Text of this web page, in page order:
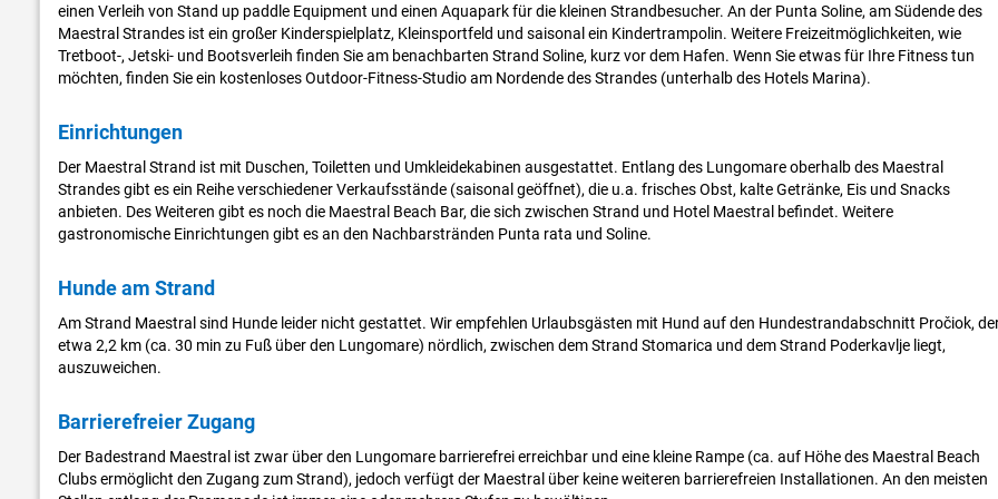
einen Verleih von Stand up paddle Equipment und einen Aquapark für die kleinen Strandbesucher. An der Punta Soline, am Südende des
Maestral Strandes ist ein großer Kinderspielplatz, Kleinsportfeld und saisonal ein Kindertrampolin. Weitere Freizeitmöglichkeiten, wie
Tretboot-, Jetski- und Bootsverleih finden Sie am benachbarten Strand Soline, kurz vor dem Hafen. Wenn Sie etwas für Ihre Fitness tun
möchten, finden Sie ein kostenloses Outdoor-Fitness-Studio am Nordende des Strandes (unterhalb des Hotels Marina).
Einrichtungen
Der Maestral Strand ist mit Duschen, Toiletten und Umkleidekabinen ausgestattet. Entlang des Lungomare oberhalb des Maestral
Strandes gibt es ein Reihe verschiedener Verkaufsstände (saisonal geöffnet), die u.a. frisches Obst, kalte Getränke, Eis und Snacks
anbieten. Des Weiteren gibt es noch die Maestral Beach Bar, die sich zwischen Strand und Hotel Maestral befindet. Weitere
gastronomische Einrichtungen gibt es an den Nachbarstränden Punta rata und Soline.
Hunde am Strand
Am Strand Maestral sind Hunde leider nicht gestattet. Wir empfehlen Urlaubsgästen mit Hund auf den Hundestrandabschnitt Pročiok,
etwa 2,2 km (ca. 30 min zu Fuß über den Lungomare) nördlich, zwischen dem Strand Stomarica und dem Strand Poderkavlje liegt,
auszuweichen.
Barrierefreier Zugang
Der Badestrand Maestral ist zwar über den Lungomare barrierefrei erreichbar und eine kleine Rampe (ca. auf Höhe des Maestral Beach
Clubs ermöglicht den Zugang zum Strand), jedoch verfügt der Maestral über keine weiteren barrierefreien Installationen. An den meisten